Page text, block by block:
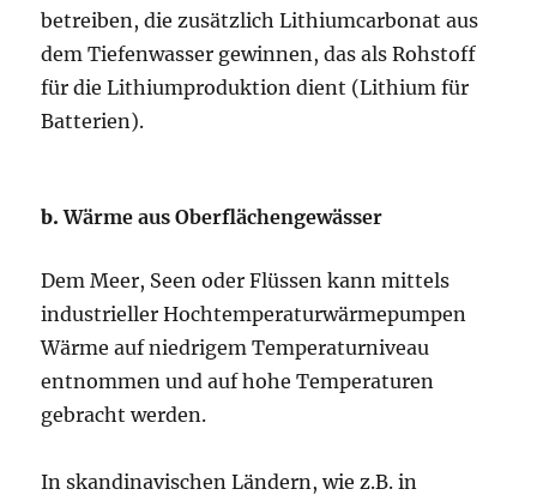
betreiben, die zusätzlich Lithiumcarbonat aus
dem Tiefenwasser gewinnen, das als Rohstoff
für die Lithiumproduktion dient (Lithium für
Batterien).
b.Wärme aus Oberflächengewässer
Dem Meer, Seen oder Flüssen kann mittels
industrieller Hochtemperaturwärmepumpen
Wärme auf niedrigem Temperaturniveau
entnommen und auf hohe Temperaturen
gebracht werden.
In skandinavischen Ländern, wie z.B. in